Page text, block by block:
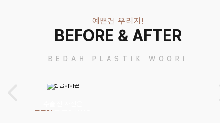
예쁜건 우리지!
BEFORE & AFTER
BEDAH PLASTIK WOORI
로그인